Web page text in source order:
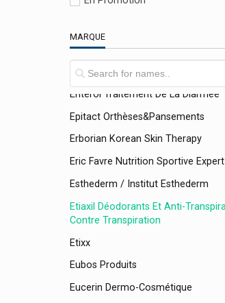
MARQUE
Emser Sel Naturel Ems
Energetica Natura
Engelhard
Enterol Traitement De La Diarrhée
Epitact Orthèses&pansements
Erborian Korean Skin Therapy
Eric Favre Nutrition Sportive Expert
Esthederm / Institut Esthederm
Etiaxil Déodorants Et Anti-Transpirants
Contre Transpiration
Etixx
Eubos Produits
Eucerin Dermo-Cosmétique